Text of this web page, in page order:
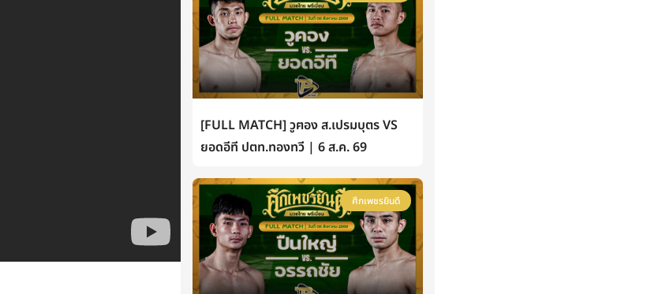
[FULL MATCH] วูฅอง ส.เปรมบุตร VS
ยอดอีที ปตท.ทองทวี | 6 ส.ค. 69
ศึกเพชรยินดี